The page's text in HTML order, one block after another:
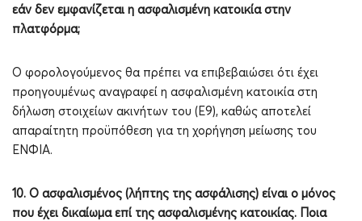
εάν δεν εμφανίζεται η ασφαλισμένη κατοικία στην
πλατφόρμα;
Ο φορολογούμενος θα πρέπει να επιβεβαιώσει ότι έχει
προηγουμένως αναγραφεί η ασφαλισμένη κατοικία στη
δήλωση στοιχείων ακινήτων του (Ε9), καθώς αποτελεί
απαραίτητη προϋπόθεση για τη χορήγηση μείωσης του
ΕΝΦΙΑ.
10. Ο ασφαλισμένος (λήπτης της ασφάλισης) είναι ο μόνος
που έχει δικαίωμα επί της ασφαλισμένης κατοικίας. Ποια